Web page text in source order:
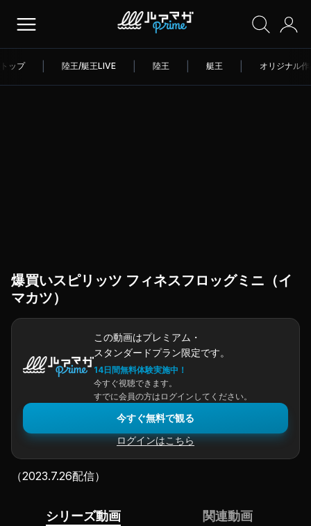
トップ 陸王/艇王LIVE 陸王 艇王 オリジナル
爆買いスピリッツ フィネスフロッグミニ（イ
マカツ）
この動画はプレミアム・
スタンダードプラン限定です。
14日間無料体験実施中！
今すぐ視聴できます。
すでに会員の方はログインしてください。
今すぐ無料で観る
ログインはこちら
（2023.7.26配信）
シリーズ動画 関連動画